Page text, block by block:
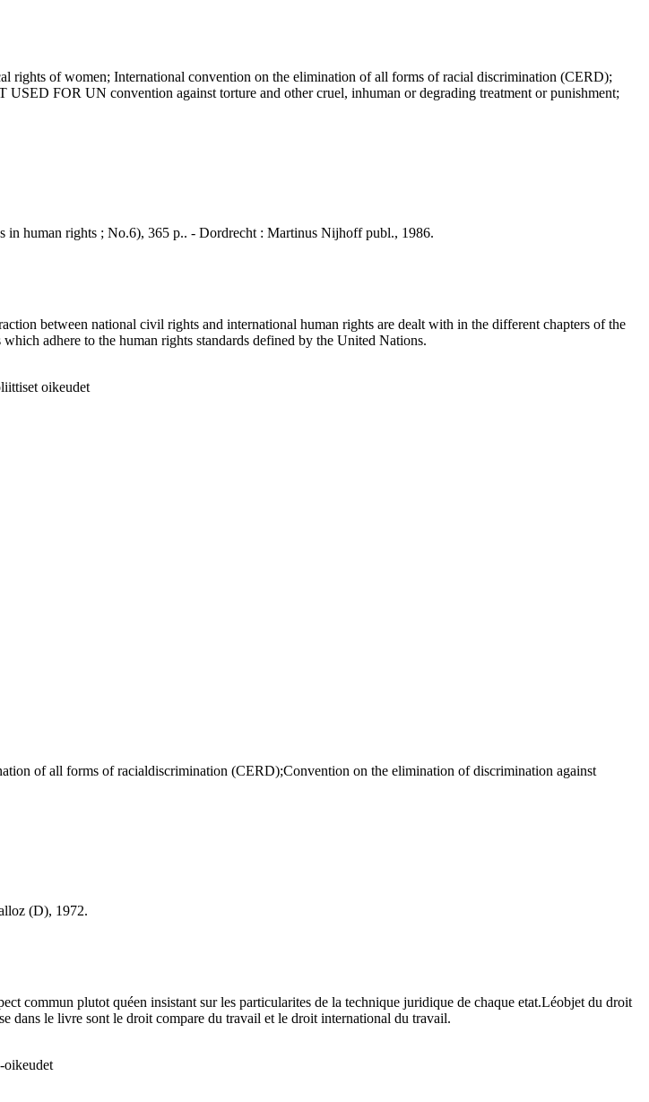
of women; International convention on the elimination of all forms of racial discrimination (CERD);
FOR UN convention against torture and other cruel, inhuman or degrading treatment or punishment;
in human rights ; No.6), 365 p.. - Dordrecht : Martinus Nijhoff publ., 1986.
between national civil rights and international human rights are dealt with in the different chapters of the
adhere to the human rights standards defined by the United Nations.
oikeudet
of all forms of racialdiscrimination (CERD);Convention on the elimination of discrimination against
(D), 1972.
commun plutot quéen insistant sur les particularites de la technique juridique de chaque etat.Léobjet du droit
dans le livre sont le droit compare du travail et le droit international du travail.
oikeudet